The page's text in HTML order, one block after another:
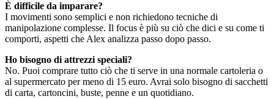
È difficile da imparare?
I movimenti sono semplici e non richiedono tecniche di
manipolazione complesse. Il focus è più su ciò che dici e su come ti
comporti, aspetti che Alex analizza passo dopo passo.
Ho bisogno di attrezzi speciali?
No. Puoi comprare tutto ciò che ti serve in una normale cartoleria o
al supermercato per meno di 15 euro. Avrai solo bisogno di sacchetti
di carta, cartoncini, buste, penne e un quotidiano.